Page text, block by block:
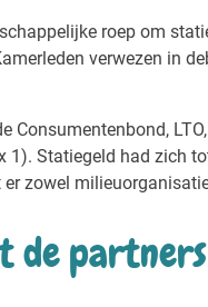
roep om
verwezen in
Consumentenbond,
Statiegeld had zich
zowel
de